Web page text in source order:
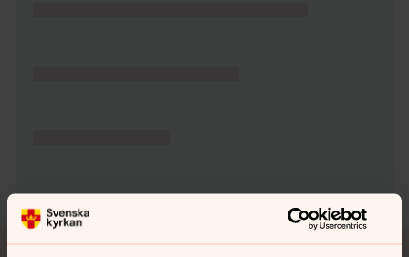
Tillbaka till toppen
Tillbaka till innehållet